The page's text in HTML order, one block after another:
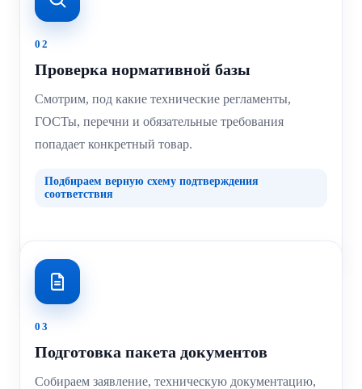
02
Проверка нормативной базы
Смотрим, под какие технические регламенты,
ГОСТы, перечни и обязательные требования
попадает конкретный товар.
Подбираем верную схему подтверждения
соответствия
03
Подготовка пакета документов
Собираем заявление, техническую документацию,